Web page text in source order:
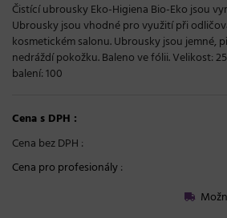
Čistící ubrousky Eko-Higiena Bio-Eko jsou
Ubrousky jsou vhodné pro využití při
kosmetickém salonu. Ubrousky jsou jemné,
nedráždí pokožku. Baleno ve fólii. Velikost:
balení: 100
Cena s DPH :
Cena bez DPH :
Cena pro profesionály: